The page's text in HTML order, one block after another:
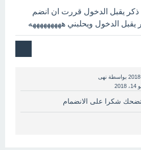
ذكر يقبل الدخول قررت ان انضم
يقبل الدخول ويحلبني هههههههههه
بواسطة نهى
تضحك شكرا على الانضمام